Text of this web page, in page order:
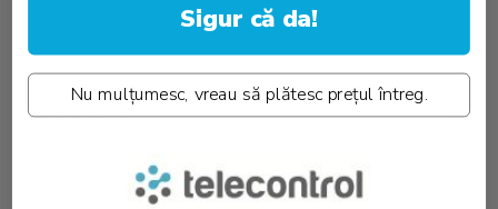
Download (5)
Review-uri(0)
Sigur că da!
Nu mulțumesc, vreau să plătesc prețul întreg.